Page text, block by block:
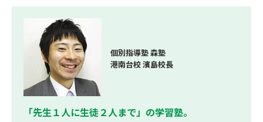
個別指導塾 森塾
港南台校 濱島校長
「先生１人に生徒２人まで」の学習塾。